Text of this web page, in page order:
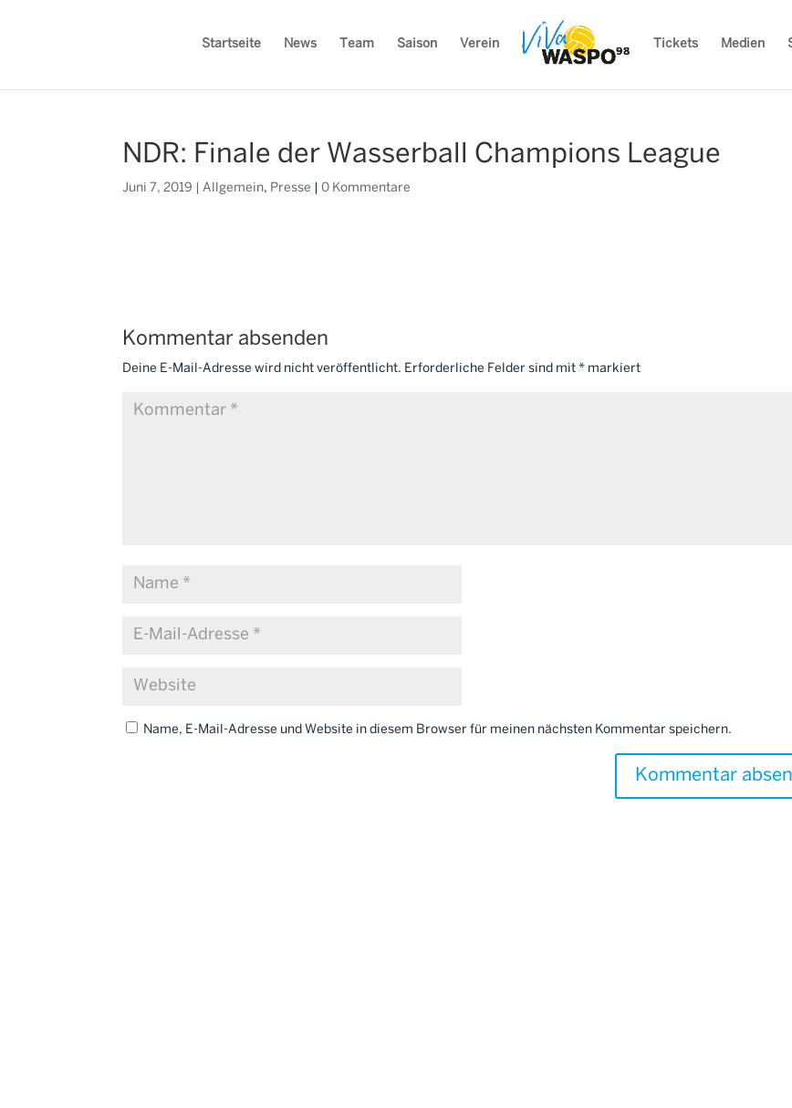
Startseite News Team Saison Verein Tickets Medien
NDR: Finale der Wasserball Champions League
Juni 7, 2019 |Allgemein, Presse |0 Kommentare
Kommentar absenden
Deine E-Mail-Adresse wird nicht veröffentlicht. Erforderliche Felder sind mit* markiert
Name, E-Mail-Adresse und Website in diesem Browser für meinen nächsten Kommentar speichern.